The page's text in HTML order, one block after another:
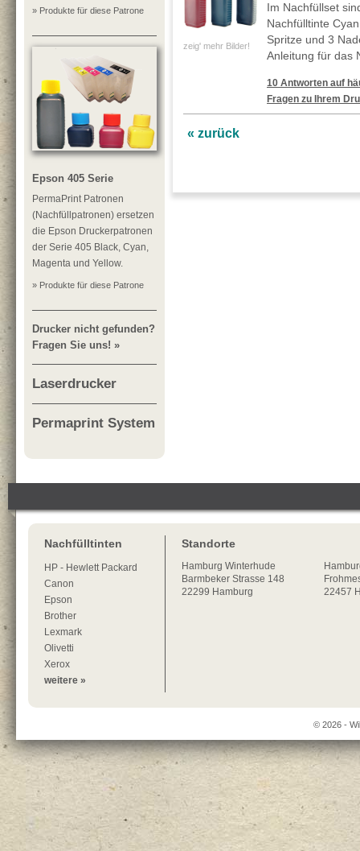
» Produkte für diese Patrone
Epson 405 Serie
PermaPrint Patronen
(Nachfüllpatronen) ersetzen
die Epson Druckerpatronen
der Serie 405 Black, Cyan,
Magenta und Yellow.
» Produkte für diese Patrone
Drucker nicht gefunden?
Fragen Sie uns! »
Laserdrucker
Permaprint System
zeig' mehr Bilder!
Im Nachfüllset
Nachfülltinte
Spritze und 3
Anleitung für das
10 Antworten auf
Fragen zu Ihrem
« zurück
Nachfülltinten
HP - Hewlett Packard
Canon
Epson
Brother
Lexmark
Olivetti
Xerox
weitere »
Standorte
Hamburg Winterhude
Barmbeker Strasse 148
22299 Hamburg
22457
© 2026 -